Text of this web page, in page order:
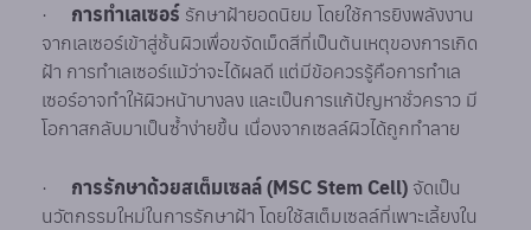
· การทำเลเซอร์ รักษาฝ้ายอดนิยม โดยใช้การยิงพลังงาน
จากเลเซอร์เข้าสู่ชั้นผิวเพื่อขจัดเม็ดสีที่เป็นต้นเหตุของการเกิด
ฝ้า การทำเลเซอร์แม้ว่าจะได้ผลดี แต่มีข้อควรรู้คือการทำเล
เซอร์อาจทำให้ผิวหน้าบางลง และเป็นการแก้ปัญหาชั่วคราว มี
โอกาสกลับมาเป็นซ้ำง่ายขึ้น เนื่องจากเซลล์ผิวได้ถูกทำลาย
· การรักษาด้วยสเต็มเซลล์ (MSC Stem Cell) จัดเป็น
นวัตกรรมใหม่ในการรักษาฝ้า โดยใช้สเต็มเซลล์ที่เพาะเลี้ยงใน